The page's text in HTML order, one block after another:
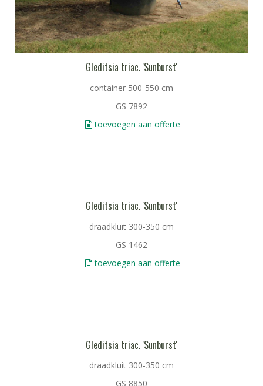
Gleditsia triac. 'Sunburst'
container 500-550 cm
GS 7892
toevoegen aan offerte
Gleditsia triac. 'Sunburst'
draadkluit 300-350 cm
GS 1462
toevoegen aan offerte
Gleditsia triac. 'Sunburst'
draadkluit 300-350 cm
GS 8850